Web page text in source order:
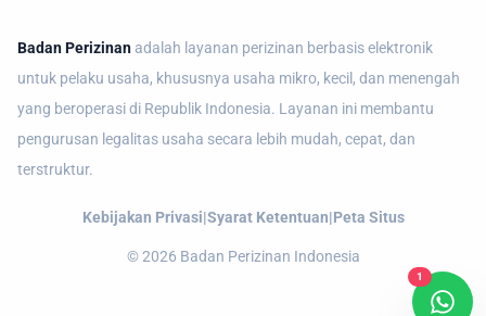
Badan Perizinan adalah layanan perizinan berbasis elektronik
untuk pelaku usaha, khususnya usaha mikro, kecil, dan menengah
yang beroperasi di Republik Indonesia. Layanan ini membantu
pengurusan legalitas usaha secara lebih mudah, cepat, dan
terstruktur.
Kebijakan Privasi|Syarat Ketentuan|Peta Situs
©2026 Badan Perizinan Indonesia
1